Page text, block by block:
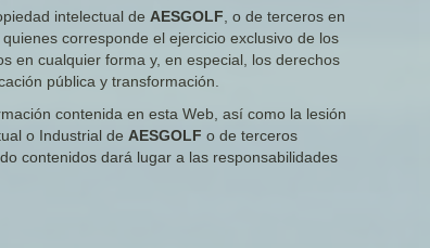
intelectual de AESGOLF, o de terceros en
corresponde el ejercicio exclusivo de los
en cualquier forma y, en especial, los derechos
pública y transformación.
contenida en esta Web, así como la lesión
o Industrial de AESGOLF o de terceros
contenidos dará lugar a las responsabilidades